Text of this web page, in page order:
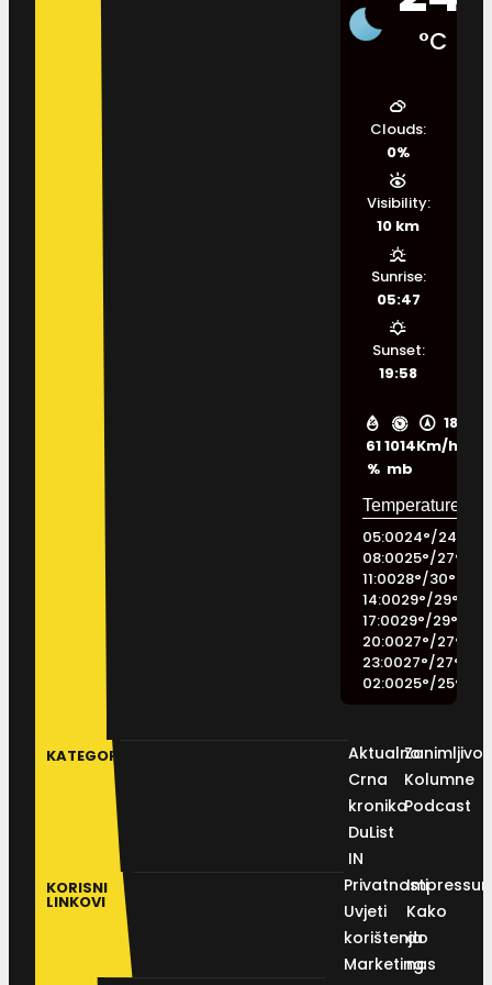
°C
61
%
1014
mb
18
Km/h
Clouds:
0%
Visibility:
10 km
Sunrise:
05:47
Sunset:
19:58
05:0024°/24
08:0025°/27°
11:0028°/30°
14:0029°/29°
17:0029°/29°
20:0027°/27°
23:0027°/27°
02:0025°/25°
KATEGORIJE
Aktualno
Crna
kronika
DuList
IN
Kolumne
Podcast
KORISNI
LINKOVI
Privatnosti
Uvjeti
korištenja
Marketing
Kako
do
nas